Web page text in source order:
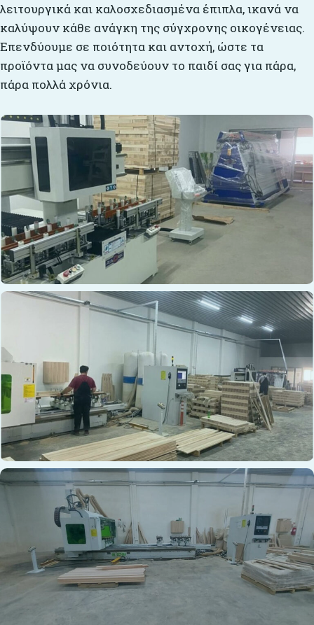
λειτουργικά και καλοσχεδιασμένα έπιπλα, ικανά να
καλύψουν κάθε ανάγκη της σύγχρονης οικογένειας.
Επενδύουμε σε ποιότητα και αντοχή, ώστε τα
προϊόντα μας να συνοδεύουν το παιδί σας για πάρα,
πάρα πολλά χρόνια.